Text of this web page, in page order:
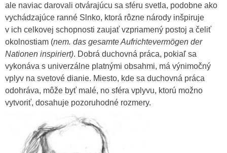
ale naviac darovali otvárajúcu sa sféru svetla, podobne ako
vychádzajúce ranné Slnko, ktorá rôzne národy inšpiruje
v ich celkovej schopnosti zaujať vzpriamený postoj a čeliť
okolnostiam (nem. das gesamte Aufrichtevermögen der
Nationen inspiriert). Dobrá duchovná práca, pokiaľ sa
vykonáva s univerzálne platnými obsahmi, má výnimočný
vplyv na svetové dianie. Miesto, kde sa duchovná práca
odohráva, môže byť malé, no sféra vplyvu, ktorú možno
vytvoriť, dosahuje pozoruhodné rozmery.